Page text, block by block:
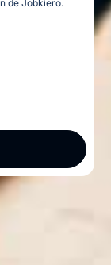
de Jobkiero.